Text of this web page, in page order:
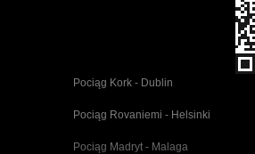
Pociąg Kork - Dublin
Pociąg Rovaniemi - Helsinki
Pociąg Madryt - Malaga